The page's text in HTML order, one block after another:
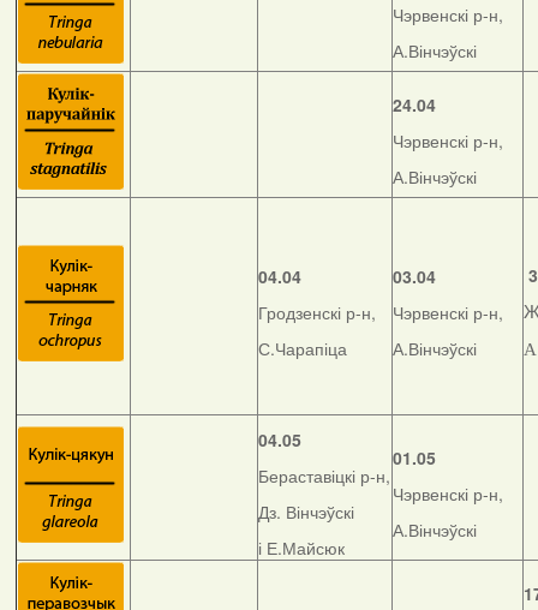
Чэрвенскі р-н,
А.Вінчэўскі
24.04
Чэрвенскі р-н,
А.Вінчэўскі
04.04
Гродзенскі р-н,
С.Чарапіца
03.04
Чэрвенскі р-н,
А.Вінчэўскі
04.05
Бераставіцкі р-н,
Дз. Вінчэўскі
і Е.Майсюк
01.05
Чэрвенскі р-н,
А.Вінчэўскі